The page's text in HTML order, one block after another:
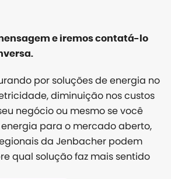
e iremos contatá-lo
por soluções de energia no
diminuição nos custos
negócio ou mesmo se você
para o mercado aberto,
da Jenbacher podem
qual solução faz mais sentido